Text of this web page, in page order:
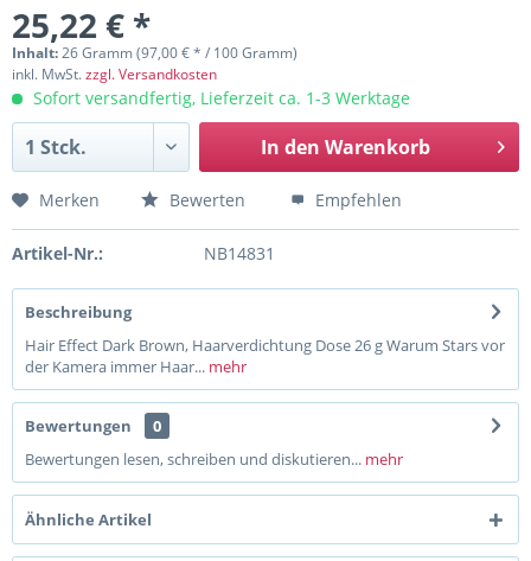
25,22 € *
Inhalt:26 Gramm (97,00 € * / 100 Gramm)
inkl. MwSt.zzgl. Versandkosten
Sofort versandfertig, Lieferzeit ca. 1-3 Werktage
In den Warenkorb
Merken Bewerten Empfehlen
Artikel-Nr.: NB14831
Beschreibung
Hair Effect Dark Brown, Haarverdichtung Dose 26 g Warum Stars vor
der Kamera immer Haar... mehr
Bewertungen
0
Bewertungen lesen, schreiben und diskutieren... mehr
Ähnliche Artikel